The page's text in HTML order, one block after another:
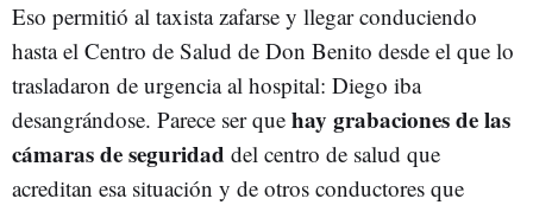
Eso permitió al taxista zafarse y llegar conduciendo
hasta el Centro de Salud de Don Benito desde el que lo
trasladaron de urgencia al hospital: Diego iba
desangrándose. Parece ser que hay grabaciones de las
cámaras de seguridad del centro de salud que
acreditan esa situación y de otros conductores que